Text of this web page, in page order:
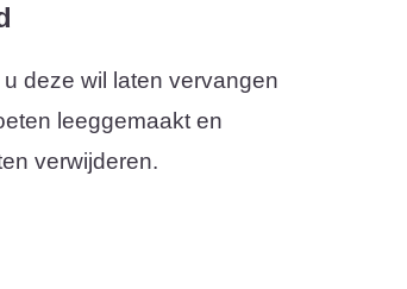
deze wil laten vervangen
leeggemaakt en
verwijderen.